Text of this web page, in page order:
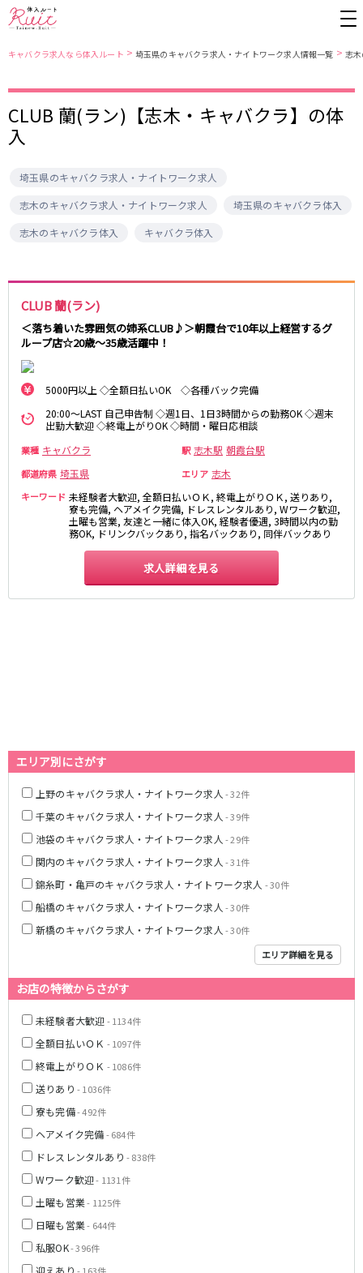
キャバクラ求人なら体入ルート > 埼玉県のキャバクラ求人・ナイトワーク求人情報一覧 > 志
CLUB 蘭(ラン)【志木・キャバクラ】の体
入
埼玉県のキャバクラ求人・ナイトワーク求人
志木のキャバクラ求人・ナイトワーク求人
埼玉県のキャバクラ体入
志木のキャバクラ体入
キャバクラ体入
CLUB 蘭(ラン)
＜落ち着いた雰囲気の姉系CLUB♪＞朝霞台で10年以上経営するグ
ループ店☆20歳～35歳活躍中！
5000円以上 ◇全額日払いOK ◇各種バック完備
20:00～LAST 自己申告制 ◇週1日、1日3時間からの勤務OK ◇週末
出勤大歓迎 ◇終電上がりOK ◇時間・曜日応相談
業種 キャバクラ 駅 志木駅 朝霞台駅
都道府県 埼玉県 エリア 志木
キーワード 未経験者大歓迎, 全額日払いＯＫ, 終電上がりＯＫ, 送りあり,
寮も完備, ヘアメイク完備, ドレスレンタルあり, Wワーク歓迎,
土曜も営業, 友達と一緒に体入OK, 経験者優遇, 3時間以内の勤
務OK, ドリンクバックあり, 指名バックあり, 同伴バックあり
求人詳細を見る
エリア別にさがす
上野のキャバクラ求人・ナイトワーク求人 - 32件
千葉のキャバクラ求人・ナイトワーク求人 - 39件
池袋のキャバクラ求人・ナイトワーク求人 - 29件
関内のキャバクラ求人・ナイトワーク求人 - 31件
錦糸町・亀戸のキャバクラ求人・ナイトワーク求人 - 30件
船橋のキャバクラ求人・ナイトワーク求人 - 30件
新橋のキャバクラ求人・ナイトワーク求人 - 30件
エリア詳細を見る
お店の特徴からさがす
未経験者大歓迎- 1134件
全額日払いＯＫ - 1097件
終電上がりＯＫ - 1086件
送りあり - 1036件
寮も完備- 492件
ヘアメイク完備- 684件
ドレスレンタルあり - 838件
Wワーク歓迎- 1131件
土曜も営業- 1125件
日曜も営業- 644件
私服OK- 396件
東京都
吉祥寺
町田
赤羽
銀座
五反田
蒲田
渋谷
北千住
八王子
六本木
品川・大井町・大森
秋葉原
赤坂
小岩・新小岩
駒込・日暮里
成増・板橋
荻窪・阿佐ヶ谷
浅草・浅草橋・両国
目黒・中目黒
拝島・小作
綾瀬・竹ノ塚・西新井
調布
新宿
明大前・烏山
四谷・神楽坂
厚木
横浜
大和
溝の口
平塚
福富町・伊勢佐木町
横須賀
上大岡・戸塚
新横浜
武蔵小杉
たまプラーザ・向ヶ丘遊園・鷺沼
元住吉・綱島
川崎中部
横浜東部
小田原・湯河原
綾瀬・海老名・座間
埼玉県
南越谷
川越
熊谷
浦和・北浦和
春日部
蕨
千葉県
柏
東京メトロ日比谷線
恵比寿駅
六本木駅
中目黒駅
日比谷駅
練馬駅
東新宿駅
両国駅
東中野駅
勝どき駅
豊島園駅
JR中央・総武線
千葉駅
錦糸町駅
新宿駅
吉祥寺駅
船橋駅
秋葉原駅
中野駅
本八幡駅
西船橋駅
津田沼駅
小岩駅
高円寺駅
荻窪駅
市川駅
阿佐ヶ谷駅
新宿駅
立川駅
高円寺駅
荻窪駅
阿佐ヶ谷駅
三鷹駅
国分寺駅
西荻窪駅
武蔵境駅
水道橋駅
国立駅
西国分寺駅
JR山手線
秋葉原駅
五反田駅
渋谷駅
品川駅
駒込駅
高田馬場駅
西日暮里駅